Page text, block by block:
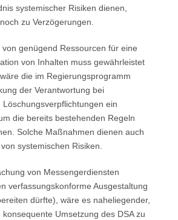
systemischer Risiken dienen,
zu Verzögerungen.
von genügend Ressourcen für eine
von Inhalten muss gewährleistet
die im Regierungsprogramm
der Verantwortung bei
ein
die bereits bestehenden Regeln
Solche Maßnahmen dienen auch
systemischen Risiken.
von Messengerdiensten
verfassungskonforme Ausgestaltung
dürfte), wäre es naheliegender,
Umsetzung des DSA zu